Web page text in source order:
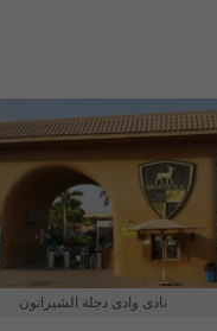
نادى وادى دجلة الشيراتون